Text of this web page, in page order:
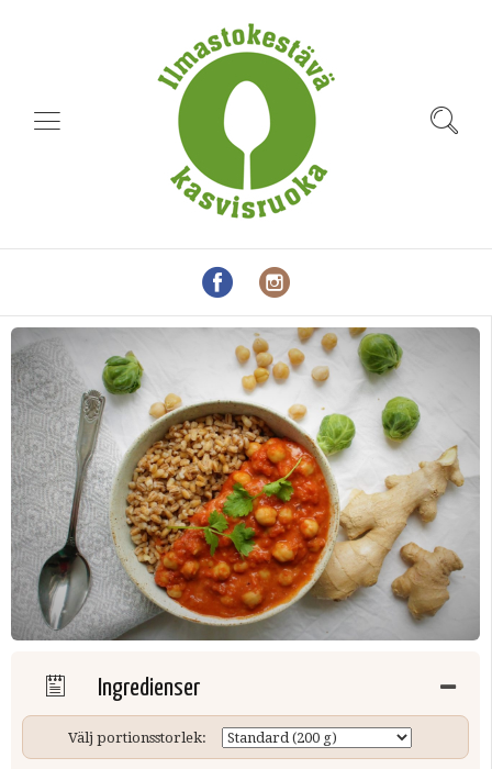
Ingredienser
Välj portionsstorlek: